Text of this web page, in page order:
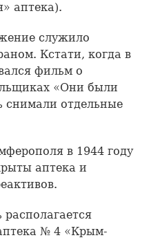
аптека).
служило
Кстати, когда в
фильм о
«Они были
снимали отдельные
в 1944 году
аптека и
№ 4 «Крым-